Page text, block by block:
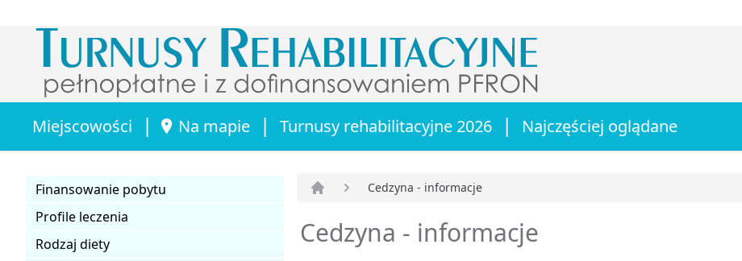
Miejscowości | Na mapie | Turnusy rehabilitacyjne 2026 | Najczęściej oglądane
Finansowanie pobytu
Profile leczenia
Rodzaj diety
Cedzyna - informacje
Cedzyna - informacje